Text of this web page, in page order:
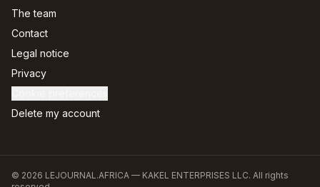
The team
Contact
Legal notice
Privacy
Delete my account
© 2026 LEJOURNAL.AFRICA — KAKEL ENTERPRISES LLC. All rights